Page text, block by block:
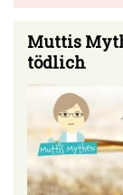
Muttis
tödlich